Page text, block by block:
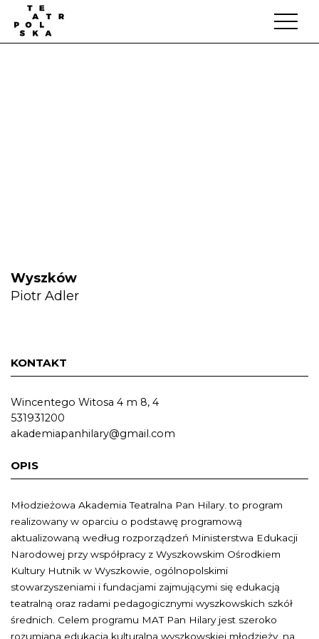
Wyszków
Piotr Adler
KONTAKT
Wincentego Witosa 4 m 8, 4
531931200
akademiapanhilary@gmail.com
OPIS
Młodzieżowa Akademia Teatralna Pan Hilary. to program
realizowany w oparciu o podstawę programową
aktualizowaną według rozporządzeń Ministerstwa Edukacji
Narodowej przy współpracy z Wyszkowskim Ośrodkiem
Kultury Hutnik w Wyszkowie, ogólnopolskimi
stowarzyszeniami i fundacjami zajmującymi się edukacją
teatralną oraz radami pedagogicznymi wyszkowskich szkół
średnich. Celem programu MAT Pan Hilary jest szeroko
rozumiana edukacja kulturalna wyszkowskiej młodzieży, na